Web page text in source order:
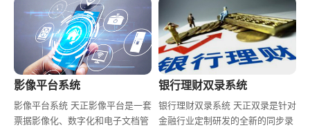
影像平台系统
影像平台系统 天正影像平台是一套
票据影像化、数字化和电子文档管
银行理财双录系统
银行理财双录系统 天正双录是针对
金融行业定制研发的全新的同步录